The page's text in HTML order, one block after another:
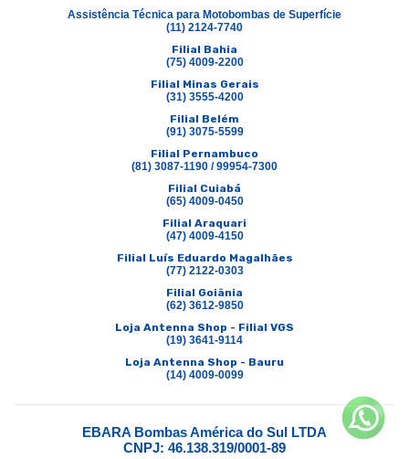
Assistência Técnica para Motobombas de Superfície
(11) 2124-7740
Filial Bahia
(75) 4009-2200
Filial Minas Gerais
(31) 3555-4200
Filial Belém
(91) 3075-5599
Filial Pernambuco
(81) 3087-1190 / 99954-7300
Filial Cuiabá
(65) 4009-0450
Filial Araquari
(47) 4009-4150
Filial Luís Eduardo Magalhães
(77) 2122-0303
Filial Goiânia
(62) 3612-9850
Loja Antenna Shop - Filial VGS
(19) 3641-9114
Loja Antenna Shop - Bauru
(14) 4009-0099
EBARA Bombas América do Sul LTDA
CNPJ: 46.138.319/0001-89